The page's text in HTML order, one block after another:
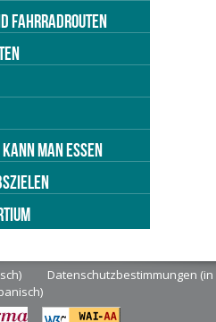
FAHRRADROUTEN
KANN MAN ESSEN
Datenschutzbestimmungen (in